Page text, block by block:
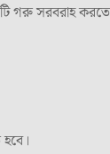
গরু সরবরাহ